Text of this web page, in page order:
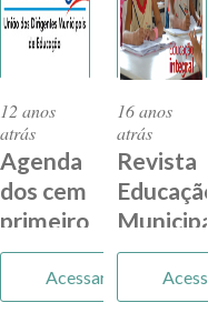
12 anos
atrás
Agenda
dos cem
primeiros
dias
Acessar
16 anos
atrás
Revista
Educação
Municipal